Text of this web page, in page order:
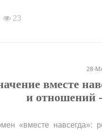
23
28-
вместе
и отношений
«вместе навсегда»: